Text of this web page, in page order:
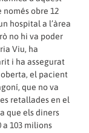
només obre 12
hospital a l’àrea
no hi va poder
Viu, ha
i ha assegurat
el pacient
que no va
retallades en el
que els diners
a 103 milions